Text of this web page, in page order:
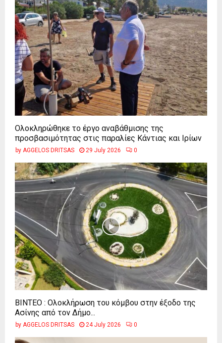
Ολοκληρώθηκε το έργο αναβάθμισης της
προσβασιμότητας στις παραλίες Κάντιας και Ιρίων
by AGGELOS DRITSAS 29 July 2026 0
ΒΙΝΤΕΟ : Ολοκλήρωση του κόμβου στην έξοδο της
Ασίνης από τον Δήμο...
by AGGELOS DRITSAS 24 July 2026 0